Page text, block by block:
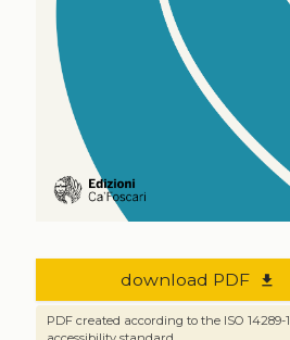
download PDF file_download
PDF created according to the ISO 14289-1